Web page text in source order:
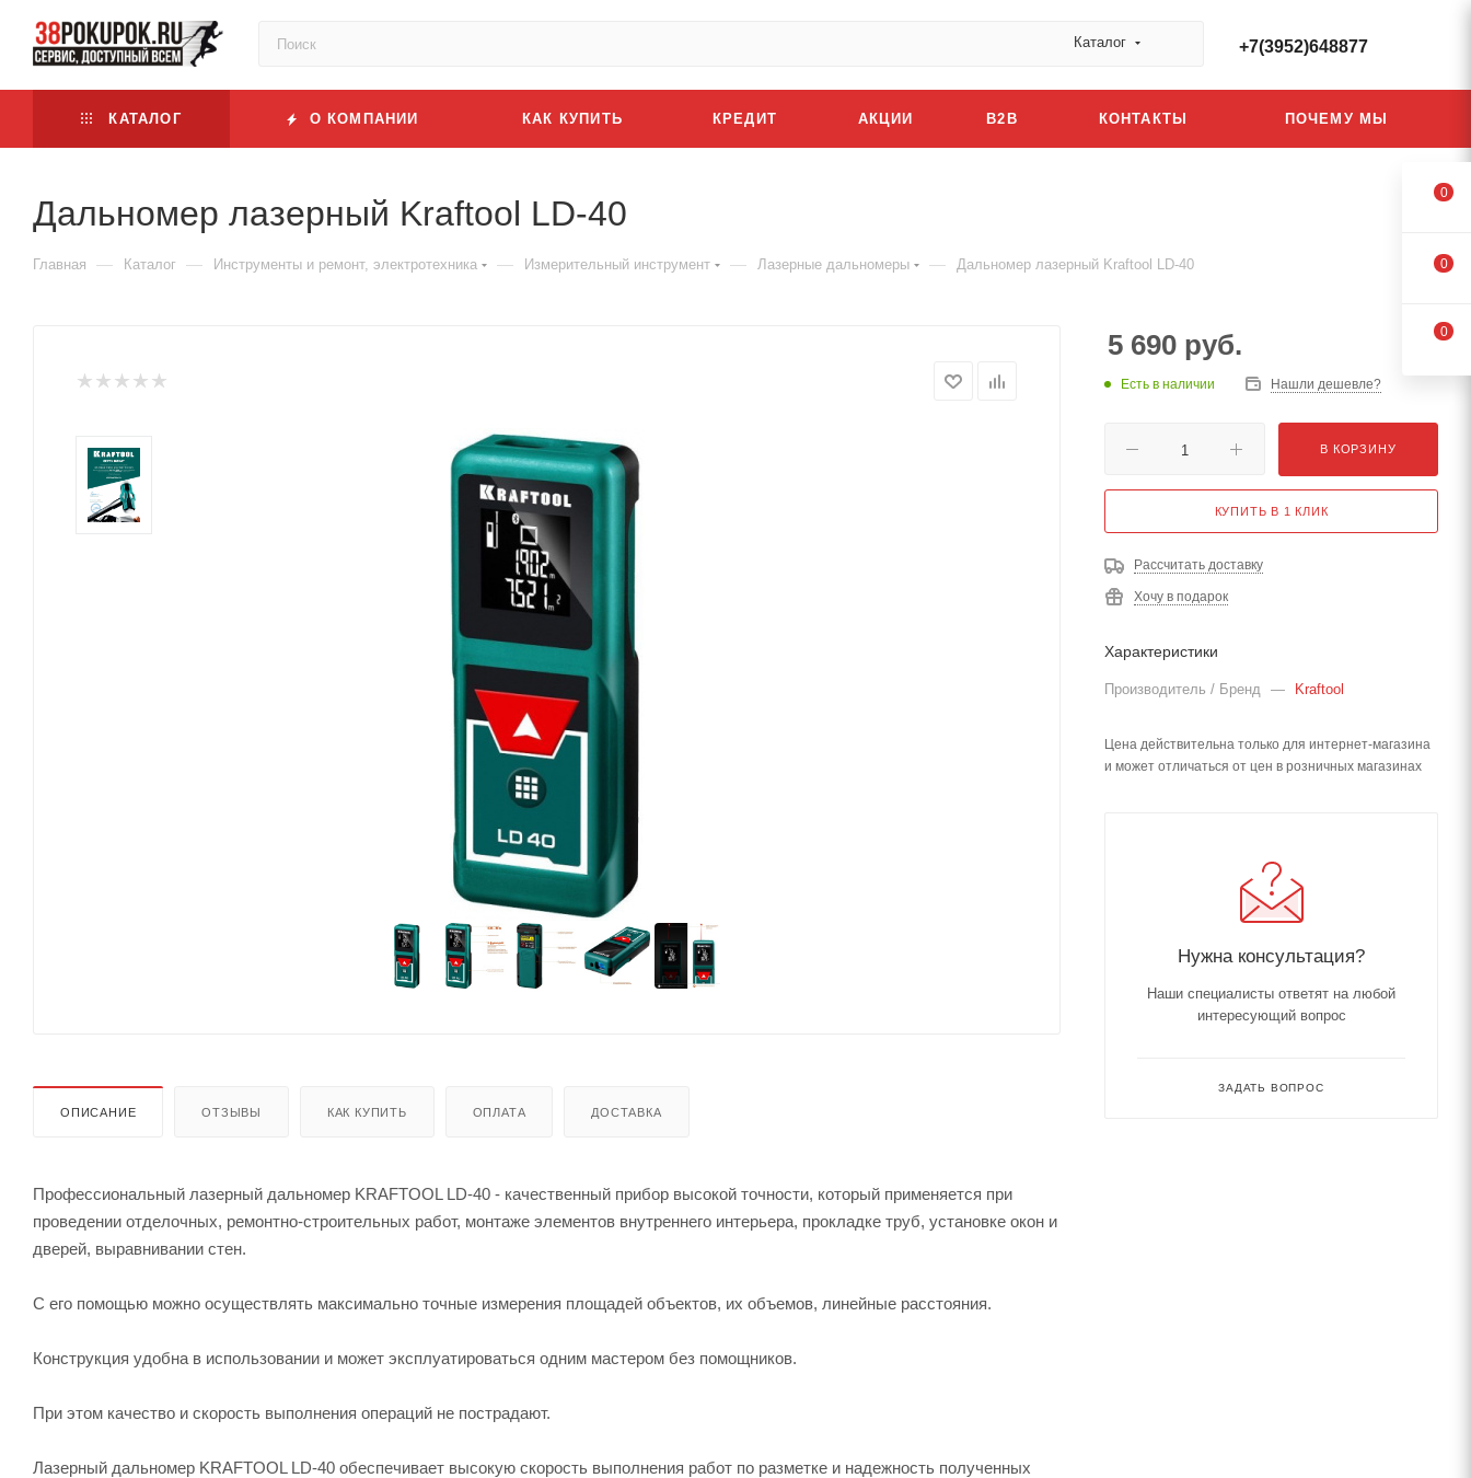
Каталог +7(3952)648877
КАТАЛОГ О КОМПАНИИ КАК КУПИТЬ КРЕДИТ АКЦИИ B2B КОНТАКТЫ ПОЧЕМУ МЫ
Дальномер лазерный Kraftool LD-40
Главная — Каталог — Инструменты и ремонт, электротехника — Измерительный инструмент — Лазерные дальномеры — Дальномер лазерный Kraftool LD-40
ОПИСАНИЕ ОТЗЫВЫ КАК КУПИТЬ ОПЛАТА ДОСТАВКА
Профессиональный лазерный дальномер KRAFTOOL LD-40 - качественный прибор высокой точности, который применяется при
проведении отделочных, ремонтно-строительных работ, монтаже элементов внутреннего интерьера, прокладке труб, установке окон и
дверей, выравнивании стен.
С его помощью можно осуществлять максимально точные измерения площадей объектов, их объемов, линейные расстояния.
Конструкция удобна в использовании и может эксплуатироваться одним мастером без помощников.
При этом качество и скорость выполнения операций не пострадают.
Лазерный дальномер KRAFTOOL LD-40 обеспечивает высокую скорость выполнения работ по разметке и надежность полученных
5 690 руб.
Есть в наличии Нашли дешевле?
В КОРЗИНУ
КУПИТЬ В 1 КЛИК
Рассчитать доставку
Хочу в подарок
Характеристики
Производитель / Бренд — Kraftool
Цена действительна только для интернет-магазина
и может отличаться от цен в розничных магазинах
Нужна консультация?
Наши специалисты ответят на любой
интересующий вопрос
ЗАДАТЬ ВОПРОС
0
0
0